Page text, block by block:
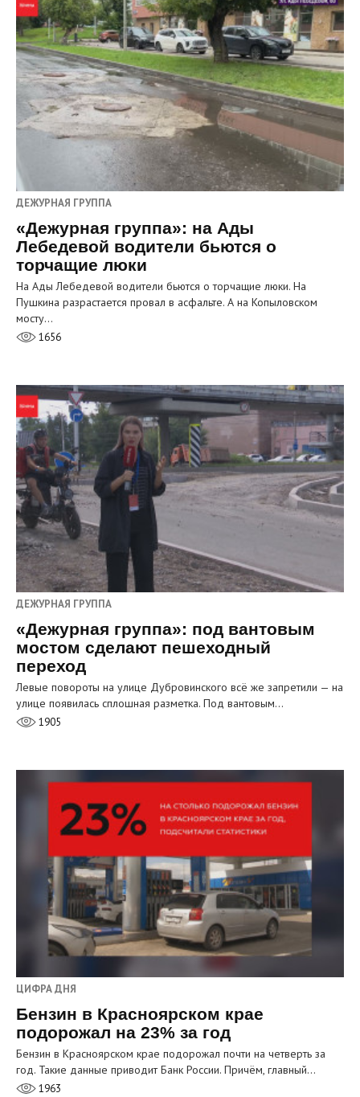
ДЕЖУРНАЯ ГРУППА
«Дежурная группа»: на Ады
Лебедевой водители бьются о
торчащие люки
На Ады Лебедевой водители бьются о торчащие люки. На
Пушкина разрастается провал в асфальте. А на Копыловском
мосту…
1656
ДЕЖУРНАЯ ГРУППА
«Дежурная группа»: под вантовым
мостом сделают пешеходный
переход
Левые повороты на улице Дубровинского всё же запретили — на
улице появилась сплошная разметка. Под вантовым…
1905
ЦИФРА ДНЯ
Бензин в Красноярском крае
подорожал на 23% за год
Бензин в Красноярском крае подорожал почти на четверть за
год. Такие данные приводит Банк России. Причём, главный…
1963